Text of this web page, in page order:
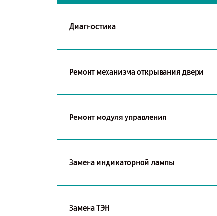
Диагностика
Ремонт механизма открывания двери
Ремонт модуля управления
Замена индикаторной лампы
Замена ТЭН